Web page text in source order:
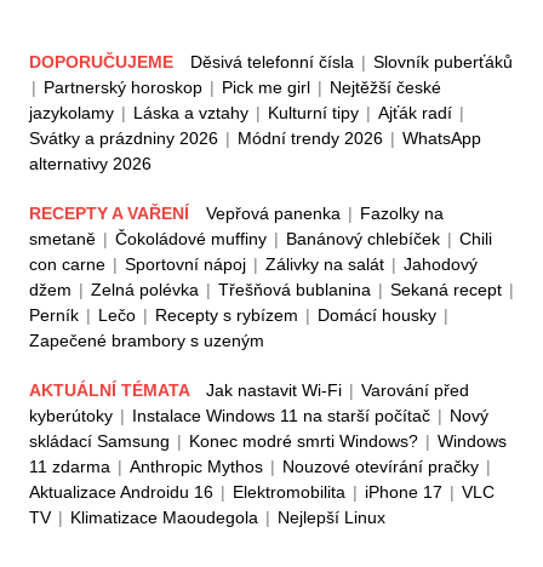
DOPORUČUJEME Děsivá telefonní čísla | Slovník puberťáků
| Partnerský horoskop | Pick me girl | Nejtěžší české
jazykolamy | Láska a vztahy | Kulturní tipy | Ajťák radí |
Svátky a prázdniny 2026 | Módní trendy 2026 | WhatsApp
alternativy 2026
RECEPTY A VAŘENÍ Vepřová panenka | Fazolky na
smetaně | Čokoládové muffiny | Banánový chlebíček | Chili
con carne | Sportovní nápoj | Zálivky na salát | Jahodový
džem | Zelná polévka | Třešňová bublanina | Sekaná recept |
Perník | Lečo | Recepty s rybízem | Domácí housky |
Zapečené brambory s uzeným
AKTUÁLNÍ TÉMATA Jak nastavit Wi-Fi | Varování před
kyberútoky | Instalace Windows 11 na starší počítač | Nový
skládací Samsung | Konec modré smrti Windows? | Windows
11 zdarma | Anthropic Mythos | Nouzové otevírání pračky |
Aktualizace Androidu 16 | Elektromobilita | iPhone 17 | VLC
TV | Klimatizace Maoudegola | Nejlepší Linux